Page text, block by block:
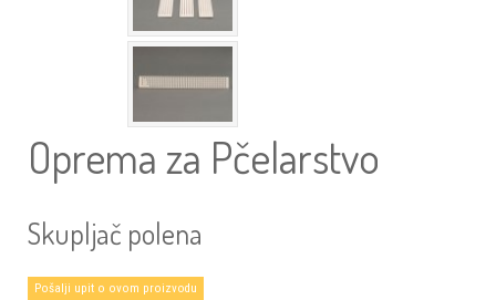
Oprema za Pčelarstvo
Skupljač polena
Pošalji upit o ovom proizvodu